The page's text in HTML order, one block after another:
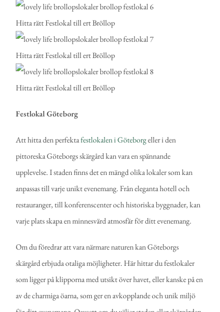
Festlokal Göteborg
Att hitta den perfektafestlokalen i Göteborgeller i den
pittoreska Göteborgs skärgård kan vara en spännande
upplevelse. I staden finns det en mängd olika lokaler som kan
anpassas till varje unikt evenemang. Från eleganta hotell och
restauranger, till konferenscenter och historiska byggnader, kan
varje plats skapa en minnesvärd atmosfär för ditt evenemang.
Om du föredrar att vara närmare naturen kan Göteborgs
skärgård erbjuda otaliga möjligheter. Här hittar du festlokaler
som ligger på klipporna med utsikt över havet, eller kanske på en
av de charmiga öarna, som ger en avkopplande och unik miljö